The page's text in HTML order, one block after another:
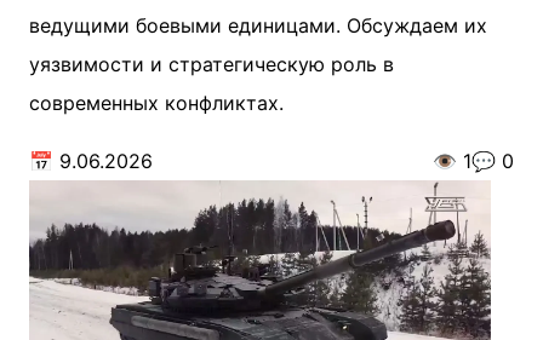
ведущими боевыми единицами. Обсуждаем их
уязвимости и стратегическую роль в
современных конфликтах.
📅 9.06.2026 👁️ 1💬 0